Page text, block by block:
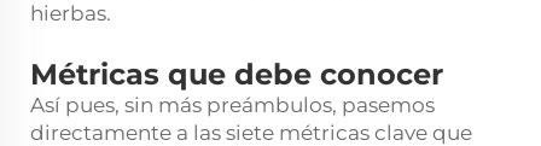
hierbas.
Métricas que debe conocer
Así pues, sin más preámbulos, pasemos
directamente a las siete métricas clave que